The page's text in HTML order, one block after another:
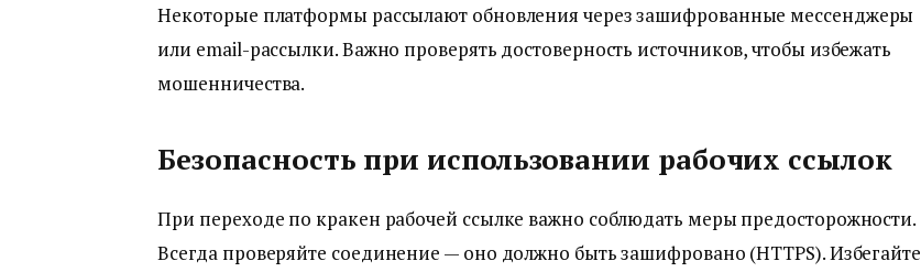
Некоторые платформы рассылают обновления через зашифрованные мессенджеры
или email-рассылки. Важно проверять достоверность источников, чтобы избежать
мошенничества.
Безопасность при использовании рабочих ссылок
При переходе по кракен рабочей ссылке важно соблюдать меры предосторожности.
Всегда проверяйте соединение — оно должно быть зашифровано (HTTPS). Избегайте